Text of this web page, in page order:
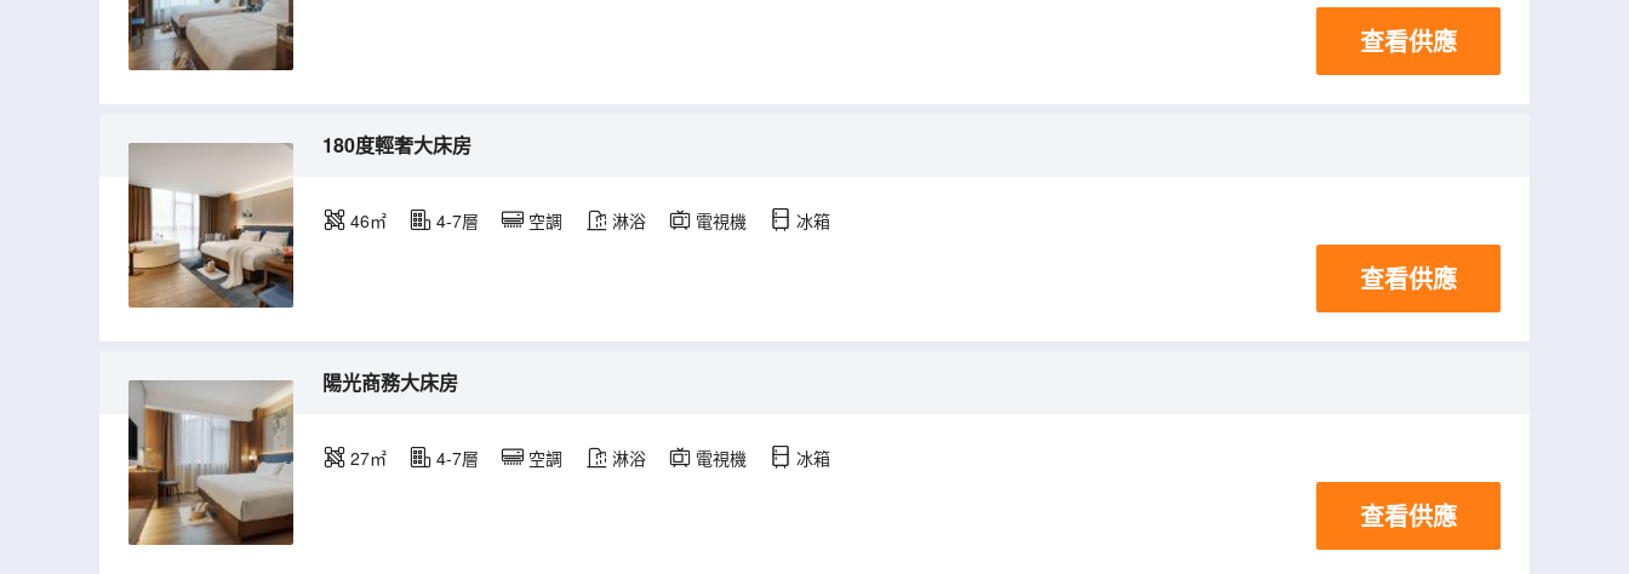
查看供應
180度輕奢大床房
46㎡ 4-7層 空調 淋浴 電視機 冰箱
查看供應
陽光商務大床房
27㎡ 4-7層 空調 淋浴 電視機 冰箱
查看供應